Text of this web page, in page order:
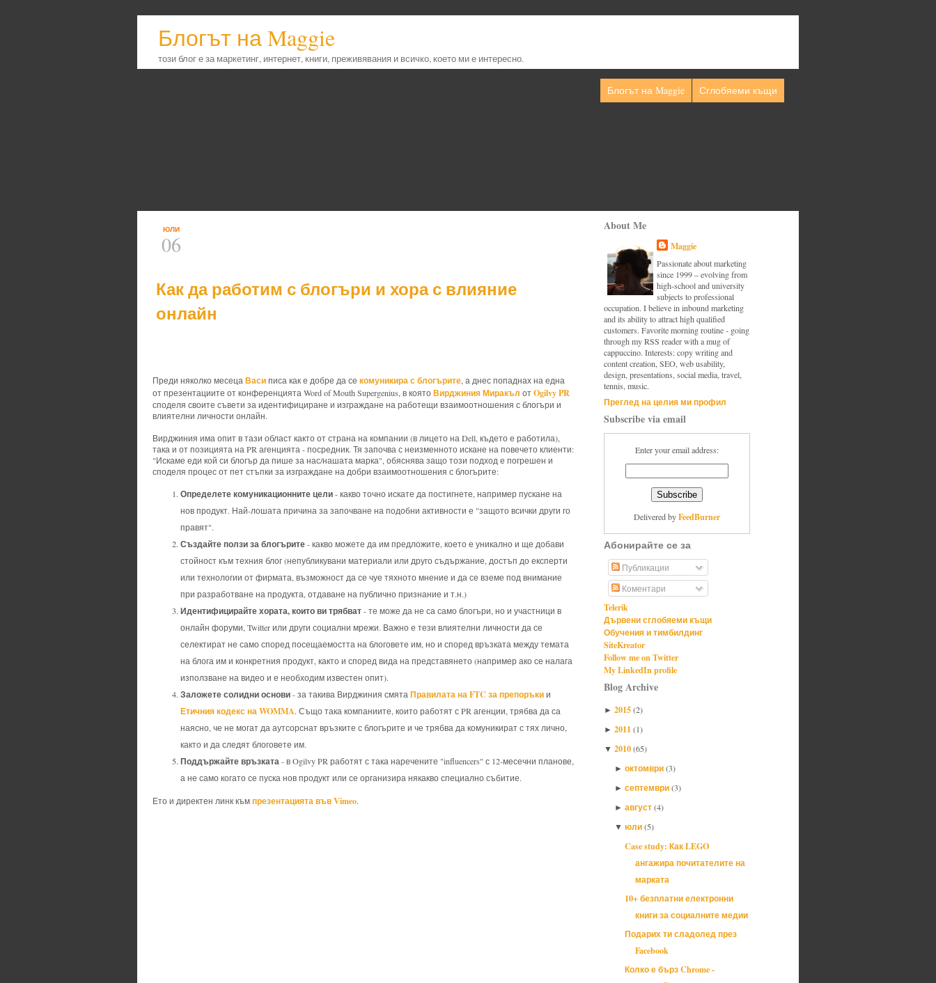
Блогът на Maggie
този блог е за маркетинг, интернет, книги, преживявания и всичко, което ми е интересно.
Блогът на Maggie Сглобяеми къщи
ЮЛИ
06
Как да работим с блогъри и хора с влияние
онлайн
Преди няколко месеца Васиписа как е добре да се комуникира с блогърите, а днес попаднах на една
от презентациите от конференцията Word of Mouth Supergenius, в коятоВирджиния Миракъл отOgilvy PR
споделя своите съвети за идентифициране и изграждане на работещи взаимоотношения с блогъри и
влиятелни личности онлайн.
Вирджиния има опит в тази област както от страна на компании (в лицето на Dell, където е работила),
така и от позицията на PR агенцията - посредник. Тя започва с неизменното искане на повечето клиенти:
"Искаме еди кой си блогър да пише за нас/нашата марка", обяснява защо този подход е погрешен и
споделя процес от пет стъпки за изграждане на добри взаимоотношения с блогърите:
Определете комуникационните цели- какво точно искате да постигнете, например пускане на
нов продукт. Най-лошата причина за започване на подобни активности е "защото всички други го
правят".
Създайте ползи за блогърите- какво можете да им предложите, което е уникално и ще добави
стойност към техния блог (непубликувани материали или друго съдържание, достъп до експерти
или технологии от фирмата, възможност да се чуе тяхното мнение и да се вземе под внимание
при разработване на продукта, отдаване на публично признание и т.н.)
Идентифицирайте хората, които ви трябват- те може да не са само блогъри, но и участници в
онлайн форуми, Twitter или други социални мрежи. Важно е тези влиятелни личности да се
селектират не само според посещаемостта на блоговете им, но и според връзката между темата
на блога им и конкретния продукт, както и според вида на представянето (например ако се налага
използване на видео и е необходим известен опит).
Заложете солидни основи- за такива Вирджиния смятаПравилата на FTC за препоръкии
Етичния кодекс на WOMMA. Също така компаниите, които работят с PR агенции, трябва да са
наясно, че не могат да аутсорснат връзките с блогърите и че трябва да комуникират с тях лично,
както и да следят блоговете им.
Поддържайте връзката- в Ogilvy PR работят с така наречените "influencers" с 12-месечни планове,
а не само когато се пуска нов продукт или се организира някакво специално събитие.
Ето и директен линк къмпрезентацията във Vimeo.
About Me
Maggie
Passionate about marketing
since 1999 – evolving from
high-school and university
subjects to professional
occupation. I believe in inbound marketing
and its ability to attract high qualified
customers. Favorite morning routine - going
through my RSS reader with a mug of
cappuccino. Interests: copy writing and
content creation, SEO, web usability,
design, presentations, social media, travel,
tennis, music.
Преглед на целия ми профил
Subscribe via email
Enter your email address:
Delivered byFeedBurner
Абонирайте се за
Публикации
Коментари
Telerik
Дървени сглобяеми къщи
Обучения и тимбилдинг
SiteKreator
Follow me on Twitter
My LinkedIn profile
Blog Archive
► 2015(2)
► 2011(1)
▼ 2010(65)
► октомври(3)
► септември(3)
► август(4)
▼ юли(5)
Case study: Как LEGO
ангажира почитателите на
марката
10+ безплатни електронни
книги за социалните медии
Подарих ти сладолед през
Facebook
Колко е бърз Chrome -